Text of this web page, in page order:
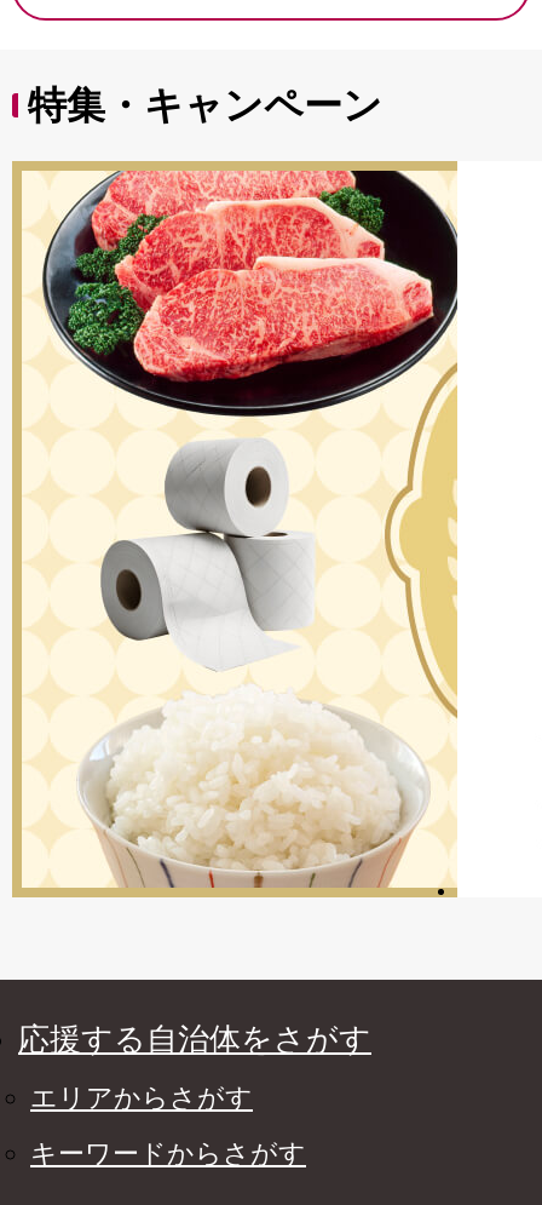
特集・キャンペーン
応援する自治体をさがす
エリアからさがす
キーワードからさがす